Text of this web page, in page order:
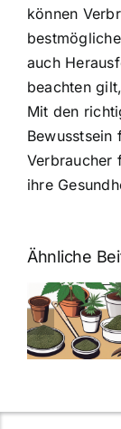
können
auch
beachten
Mit den
Bewusstsein
Verbraucher
ihre
Ähnliche